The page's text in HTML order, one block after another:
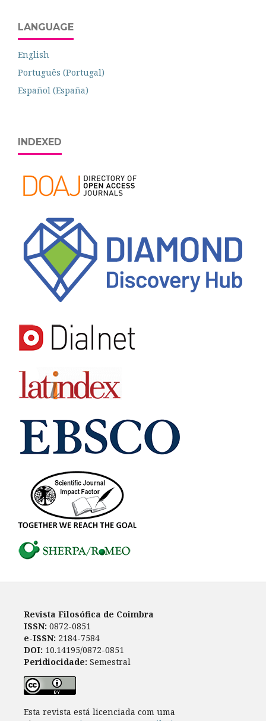
LANGUAGE
English
Português (Portugal)
Español (España)
INDEXED
Revista Filosófica de Coimbra
ISSN: 0872-0851
e-ISSN: 2184-7584
DOI: 10.14195/0872-0851
Peridiocidade: Semestral
Esta revista está licenciada com uma